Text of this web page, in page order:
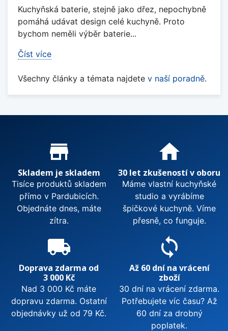
Kuchyňská baterie, stejně jako dřez, nepochybně
pomáhá udávat design celé kuchyně. Proto
bychom neměli výběr baterie...
Číst více
Všechny články a témata najdete v naší poradně.
Proč nakupovat u nás?
store_mall_directory
Skladem je skladem
Tisíce produktů skladem
přímo v Pardubicích.
Objednáte dnes, máte
zítra.
home
30 let zkušeností v oboru
Máme vlastní kuchyňské
studio a vyrábíme
špičkové kuchyně. Víme
přesně, co funguje.
local_shipping
Doprava zdarma od
3 000 Kč
Nad 3 000 Kč máte
dopravu zdarma. Ostatní
objednávky už od 79 Kč.
sync
Až 60 dní na vrácení
zboží
30 dní na vrácení zdarma.
Potřebujete víc času? Až
60 dní za drobný
poplatek.